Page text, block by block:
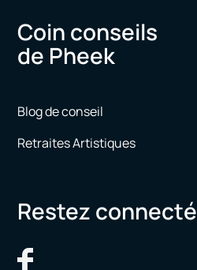
Coin conseils
de Pheek
Blog de conseil
Retraites Artistiques
Restez connecté